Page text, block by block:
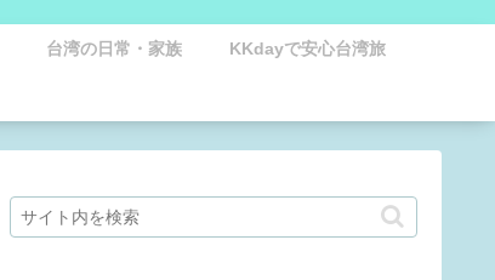
台湾の日常・家族 KKdayで安心台湾旅